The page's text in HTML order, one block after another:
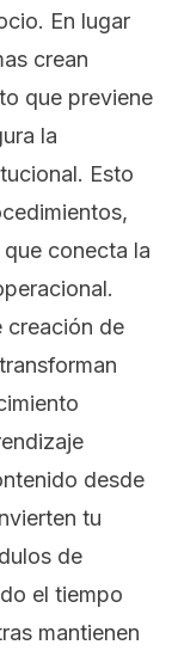
En lugar
crean
que previene
la
Esto
conecta la
creación de
desde
tu
de
el tiempo
mantienen